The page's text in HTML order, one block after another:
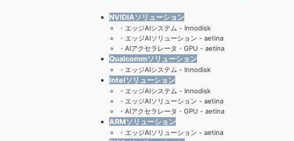
NVIDIAソリューション
・ エッジAIシステム - Innodisk
・ エッジAIソリューション - aetina
・ AIアクセラレータ・GPU - aetina
Qualcommソリューション
・ エッジAIシステム - Innodisk
Intelソリューション
・ エッジAIシステム - Innodisk
・ エッジAIソリューション - aetina
・ AIアクセラレータ・GPU - aetina
ARMソリューション
・ エッジAIソリューション - aetina